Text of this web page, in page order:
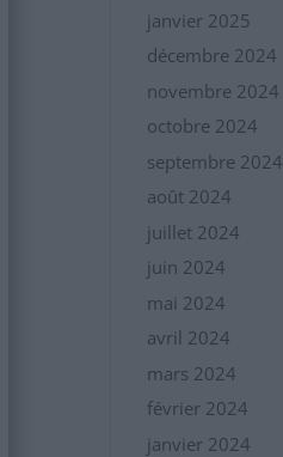
janvier 2025
décembre 2024
novembre 2024
octobre 2024
septembre 2024
août 2024
juillet 2024
juin 2024
mai 2024
avril 2024
mars 2024
février 2024
janvier 2024